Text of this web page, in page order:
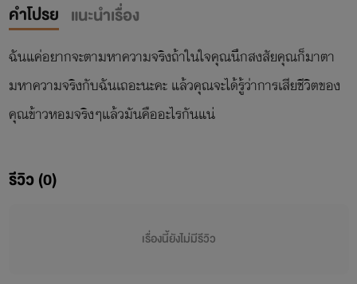
คำโปรย แนะนำเรื่อง
ฉันแค่อยากจะตามหาความจริงถ้าในใจคุณนึกสงสัยคุณก็มาตา
มหาความจริงกับฉันเถอะนะคะ แล้วคุณจะได้รู้ว่าการเสียชีวิตของ
คุณข้าวหอมจริงๆแล้วมันคืออะไรกันแน่
รีวิว (0)
เรื่องนี้ยังไม่มีรีวิว